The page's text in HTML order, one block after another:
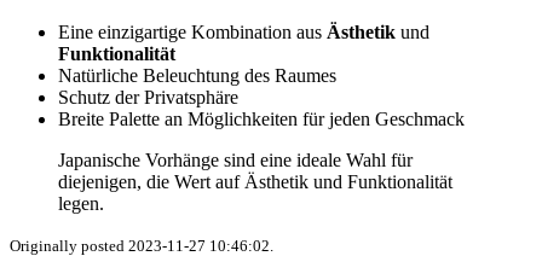
Eine einzigartige Kombination aus Ästhetik und
Funktionalität
Natürliche Beleuchtung des Raumes
Schutz der Privatsphäre
Breite Palette an Möglichkeiten für jeden Geschmack
Japanische Vorhänge sind eine ideale Wahl für
diejenigen, die Wert auf Ästhetik und Funktionalität
legen.
Originally posted 2023-11-27 10:46:02.